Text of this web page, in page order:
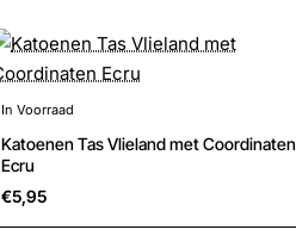
In Voorraad
Katoenen Tas Vlieland met Coordinaten
Ecru
€5,95